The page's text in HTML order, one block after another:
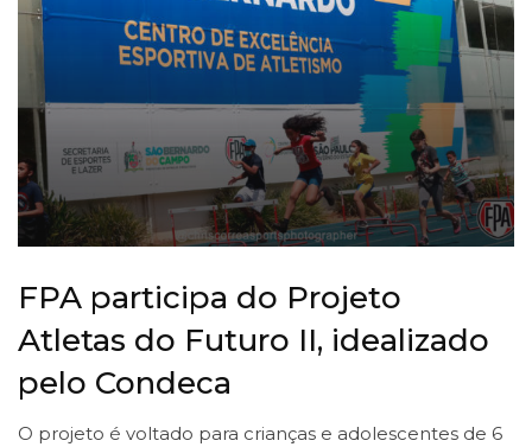
FPA participa do Projeto
Atletas do Futuro II, idealizado
pelo Condeca
O projeto é voltado para crianças e adolescentes de 6